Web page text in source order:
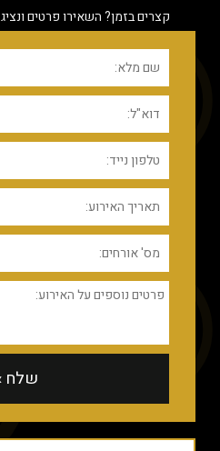
קצרים בזמן? השאירו פרטים ונציג